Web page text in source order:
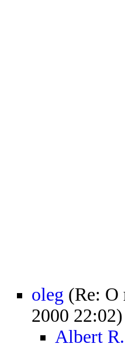
oleg (Re: О
2000 22:02)
Albert